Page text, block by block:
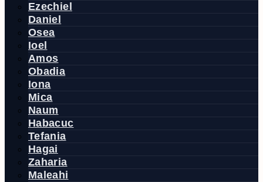
Ezechiel
Daniel
Osea
Ioel
Amos
Obadia
Iona
Mica
Naum
Habacuc
Tefania
Hagai
Zaharia
Maleahi